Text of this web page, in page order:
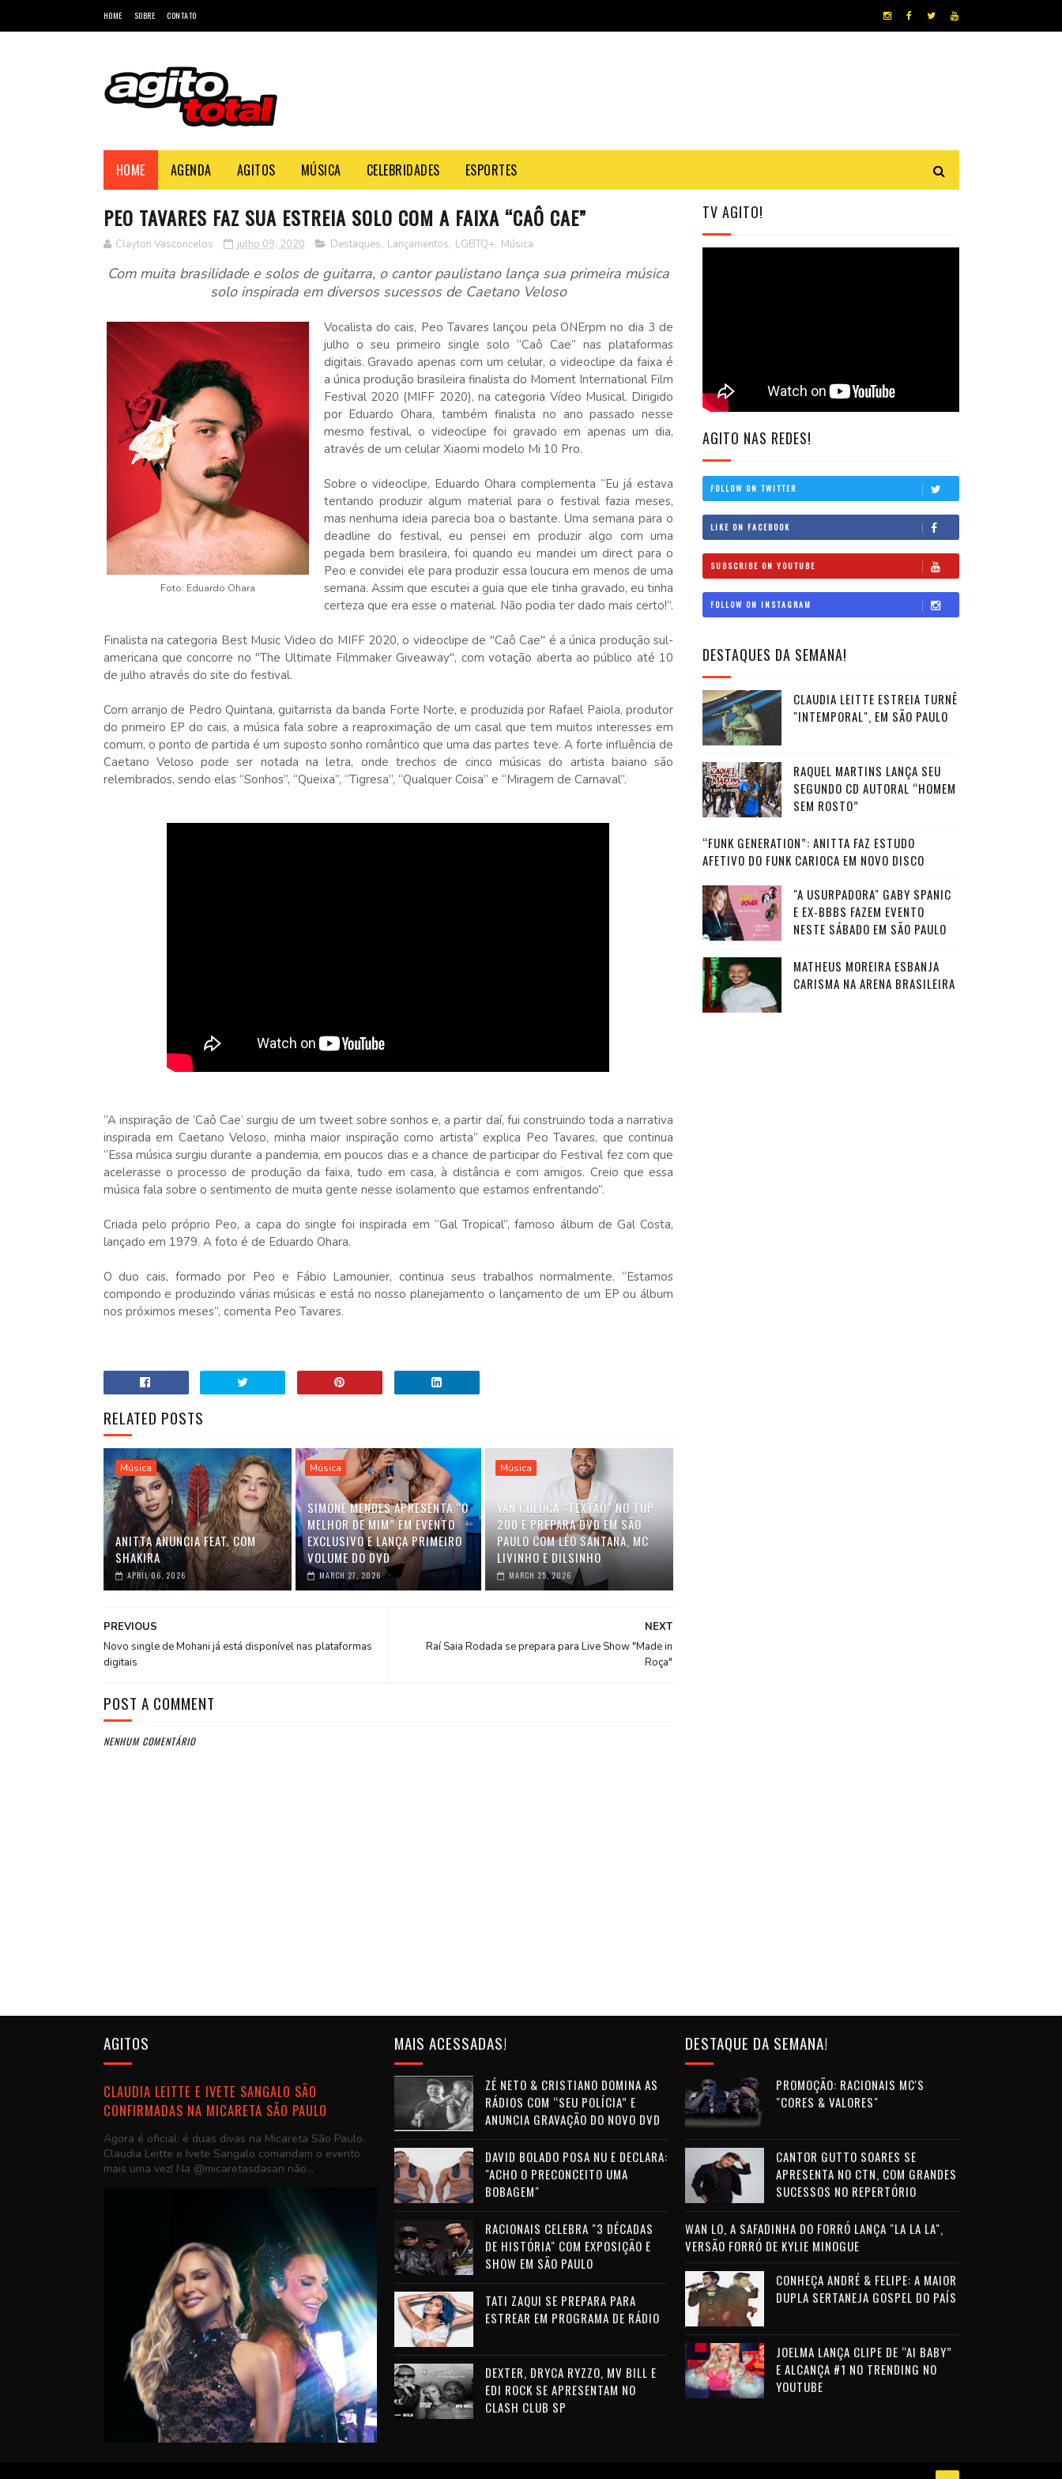
HOME SOBRE CONTATO
HOME AGENDA AGITOS MÚSICA CELEBRIDADES ESPORTES
PEO TAVARES FAZ SUA ESTREIA SOLO COM A FAIXA “CAÔ CAE”
Clayton Vasconcelos julho 09, 2020 Destaques, Lançamentos, LGBTQ+, Música
Com muita brasilidade e solos de guitarra, o cantor paulistano lança sua primeira música
solo inspirada em diversos sucessos de Caetano Veloso
Foto: Eduardo Ohara
Vocalista do cais, Peo Tavares lançou pela ONErpm no dia 3 de
julho o seu primeiro single solo “Caô Cae” nas plataformas
digitais. Gravado apenas com um celular, o videoclipe da faixa é
a única produção brasileira finalista do Moment International Film
Festival 2020 (MIFF 2020), na categoria Vídeo Musical. Dirigido
por Eduardo Ohara, também finalista no ano passado nesse
mesmo festival, o videoclipe foi gravado em apenas um dia,
através de um celular Xiaomi modelo Mi 10 Pro.
Sobre o videoclipe, Eduardo Ohara complementa “Eu já estava
tentando produzir algum material para o festival fazia meses,
mas nenhuma ideia parecia boa o bastante. Uma semana para o
deadline do festival, eu pensei em produzir algo com uma
pegada bem brasileira, foi quando eu mandei um direct para o
Peo e convidei ele para produzir essa loucura em menos de uma
semana. Assim que escutei a guia que ele tinha gravado, eu tinha
certeza que era esse o material. Não podia ter dado mais certo!”.
Finalista na categoria Best Music Video do MIFF 2020, o videoclipe de "Caô Cae" é a única produção sul-
americana que concorre no "The Ultimate Filmmaker Giveaway", com votação aberta ao público até 10
de julho através do site do festival.
Com arranjo de Pedro Quintana, guitarrista da banda Forte Norte, e produzida por Rafael Paiola, produtor
do primeiro EP do cais, a música fala sobre a reaproximação de um casal que tem muitos interesses em
comum, o ponto de partida é um suposto sonho romântico que uma das partes teve. A forte influência de
Caetano Veloso pode ser notada na letra, onde trechos de cinco músicas do artista baiano são
relembrados, sendo elas “Sonhos”, “Queixa”, “Tigresa”, “Qualquer Coisa” e “Miragem de Carnaval”.
“A inspiração de ‘Caô Cae’ surgiu de um tweet sobre sonhos e, a partir daí, fui construindo toda a narrativa
inspirada em Caetano Veloso, minha maior inspiração como artista” explica Peo Tavares, que continua
“Essa música surgiu durante a pandemia, em poucos dias e a chance de participar do Festival fez com que
acelerasse o processo de produção da faixa, tudo em casa, à distância e com amigos. Creio que essa
música fala sobre o sentimento de muita gente nesse isolamento que estamos enfrentando”.
Criada pelo próprio Peo, a capa do single foi inspirada em “Gal Tropical”, famoso álbum de Gal Costa,
lançado em 1979. A foto é de Eduardo Ohara.
O duo cais, formado por Peo e Fábio Lamounier, continua seus trabalhos normalmente. “Estamos
compondo e produzindo várias músicas e está no nosso planejamento o lançamento de um EP ou álbum
nos próximos meses”, comenta Peo Tavares.
RELATED POSTS
Música
ANITTA ANUNCIA FEAT. COM
SHAKIRA
APRIL 06, 2026
Música
SIMONE MENDES APRESENTA “O
MELHOR DE MIM” EM EVENTO
EXCLUSIVO E LANÇA PRIMEIRO
VOLUME DO DVD
MARCH 27, 2026
Música
YAN COLOCA “TEXTÃO” NO TOP
200 E PREPARA DVD EM SÃO
PAULO COM LÉO SANTANA, MC
LIVINHO E DILSINHO
MARCH 25, 2026
NEXT
Raí Saia Rodada se prepara para Live Show "Made in
Roça"
PREVIOUS
Novo single de Mohani já está disponível nas plataformas
digitais
POST A COMMENT
NENHUM COMENTÁRIO
TV AGITO!
AGITO NAS REDES!
FOLLOW ON TWITTER
LIKE ON FACEBOOK
SUBSCRIBE ON YOUTUBE
FOLLOW ON INSTAGRAM
DESTAQUES DA SEMANA!
CLAUDIA LEITTE ESTREIA TURNÊ
"INTEMPORAL", EM SÃO PAULO
RAQUEL MARTINS LANÇA SEU
SEGUNDO CD AUTORAL “HOMEM
SEM ROSTO”
“FUNK GENERATION”: ANITTA FAZ ESTUDO
AFETIVO DO FUNK CARIOCA EM NOVO DISCO
"A USURPADORA" GABY SPANIC
E EX-BBBS FAZEM EVENTO
NESTE SÁBADO EM SÃO PAULO
MATHEUS MOREIRA ESBANJA
CARISMA NA ARENA BRASILEIRA
AGITOS
CLAUDIA LEITTE E IVETE SANGALO SÃO
CONFIRMADAS NA MICARETA SÃO PAULO
Agora é oficial: é duas divas na Micareta São Paulo.
Claudia Leitte e Ivete Sangalo comandam o evento
mais uma vez! Na @micaretasdasan não...
MAIS ACESSADAS!
ZÉ NETO & CRISTIANO DOMINA AS
RÁDIOS COM “SEU POLÍCIA” E
ANUNCIA GRAVAÇÃO DO NOVO DVD
DAVID BOLADO POSA NU E DECLARA:
"ACHO O PRECONCEITO UMA
BOBAGEM"
RACIONAIS CELEBRA "3 DÉCADAS
DE HISTÓRIA" COM EXPOSIÇÃO E
SHOW EM SÃO PAULO
TATI ZAQUI SE PREPARA PARA
ESTREAR EM PROGRAMA DE RÁDIO
DEXTER, DRYCA RYZZO, MV BILL E
EDI ROCK SE APRESENTAM NO
CLASH CLUB SP
DESTAQUE DA SEMANA!
PROMOÇÃO: RACIONAIS MC'S
"CORES & VALORES"
CANTOR GUTTO SOARES SE
APRESENTA NO CTN, COM GRANDES
SUCESSOS NO REPERTÓRIO
WAN LO, A SAFADINHA DO FORRÓ LANÇA "LA LA LA",
VERSÃO FORRÓ DE KYLIE MINOGUE
CONHEÇA ANDRÉ & FELIPE: A MAIOR
DUPLA SERTANEJA GOSPEL DO PAÍS
JOELMA LANÇA CLIPE DE “AI BABY”
E ALCANÇA #1 NO TRENDING NO
YOUTUBE